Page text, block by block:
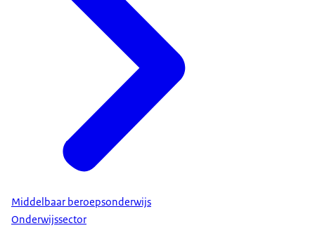
Middelbaar beroepsonderwijs
Onderwijssector